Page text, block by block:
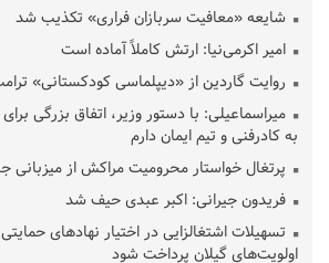
شایعه «معافیت سربازان فراری» تکذیب شد
امیر اکرمی‌نیا: ارتش کاملاً آماده است
روایت گاردین از «دیپلماسی کودکستانی»
میراسماعیلی: با دستور وزیر، اتفاق بزرگی
به کادرفنی و تیم ایمان دارم
پرتغال خواستار محرومیت مراکش از میزبانی جام
فریدون جیرانی: اکبر عبدی حیف شد
تسهیلات اشتغالزایی در اختیار نهادهای
اولویت‌های گیلان پرداخت شود